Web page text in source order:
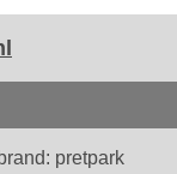
pretpark